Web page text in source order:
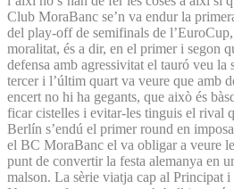
Club MoraBanc se’n va endur la
del play-off de semifinals de
moralitat, és a dir, en el primer i segon
defensa amb agressivitat el tauró veu la
tercer i l’últim quart va veure que amb
encert no hi ha gegants, que això és
ficar cistelles i evitar-les tinguis el rival
Berlín s’endú el primer round en
el BC MoraBanc el va obligar a veure
punt de convertir la festa alemanya en
malson. La sèrie viatja cap al Principat i